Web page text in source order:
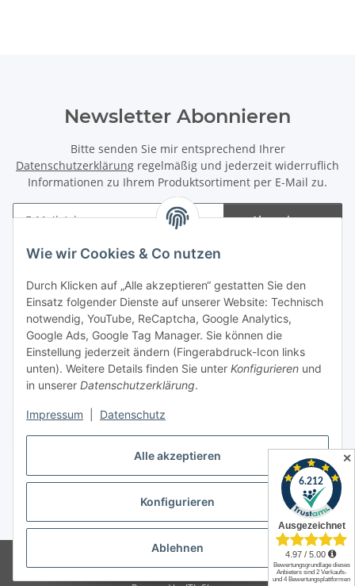
Alle akzeptieren
Konfigurieren
Ablehnen
Wie wir Cookies & Co nutzen
Durch Klicken auf „Alle akzeptieren“ gestatten Sie den
Einsatz folgender Dienste auf unserer Website: Technisch
notwendig, YouTube, ReCaptcha, Google Analytics,
Google Ads, Google Tag Manager. Sie können die
Einstellung jederzeit ändern (Fingerabdruck-Icon links
unten). Weitere Details finden Sie unter Konfigurieren und
in unserer Datenschutzerklärung.
Impressum Datenschutz
Newsletter Abonnieren
Bitte senden Sie mir entsprechend Ihrer
Datenschutzerklärung regelmäßig und jederzeit widerruflich
Informationen zu Ihrem Produktsortiment per E-Mail zu.
Abonnieren
Newsletter Abonnieren
Informationen
Gesetzliche Informationen
Spieletreffs in Jülich & Umgebung
* Alle Preise inkl. gesetzlicher USt., zzgl.Versand
Brettspiele
günstig online kaufen bei Allgames4you in Jülich.
✕